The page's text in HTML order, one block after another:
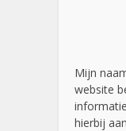
Mijn
website
hierbij